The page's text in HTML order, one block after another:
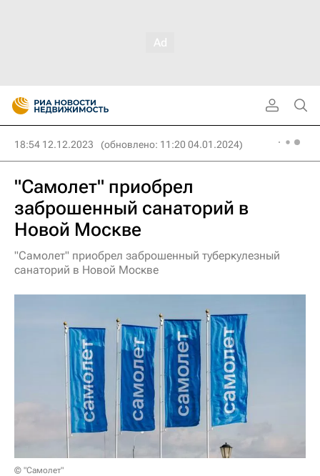
18:54 12.12.2023 (обновлено: 11:20 04.01.2024)
"Самолет" приобрел
заброшенный санаторий в
Новой Москве
"Самолет" приобрел заброшенный туберкулезный
санаторий в Новой Москве
© "Самолет"